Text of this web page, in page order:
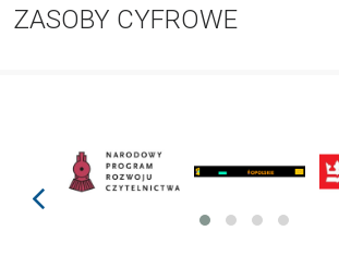
ZASOBY CYFROWE
prev